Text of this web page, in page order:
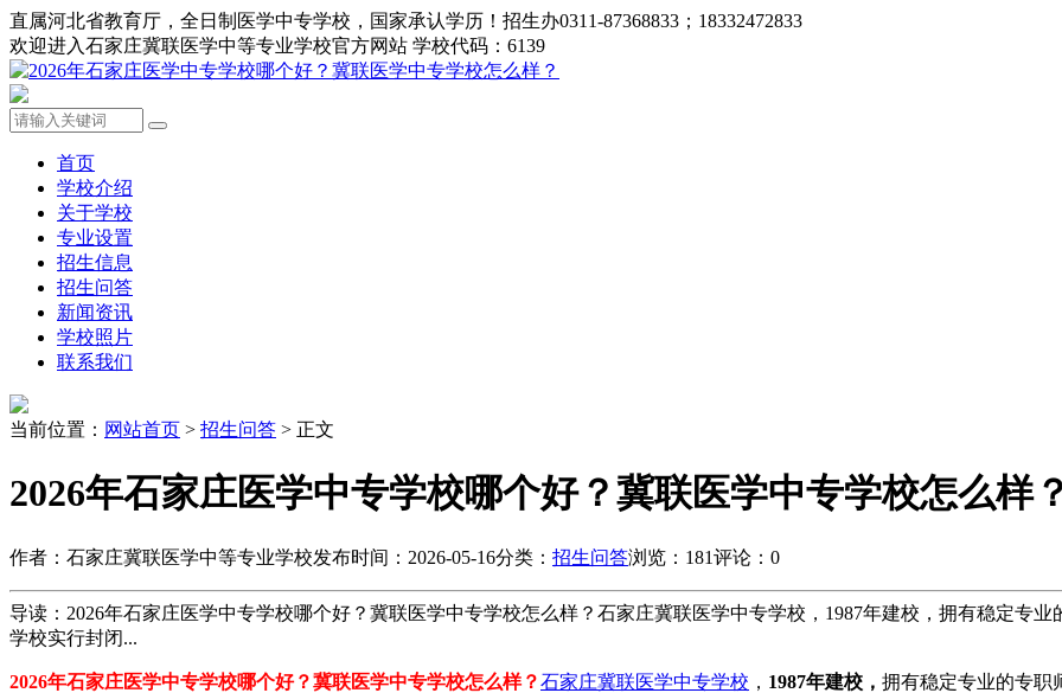
直属河北省教育厅，全日制医学中专学校，国家承认学历！招生办0311-87368833；18332472833
欢迎进入石家庄冀联医学中等专业学校官方网站 学校代码：6139
首页
学校介绍
关于学校
专业设置
招生信息
招生问答
新闻资讯
学校照片
联系我们
当前位置： 网站首页 > 招生问答 > 正文
2026年石家庄医学中专学校哪个好？冀联医学中专学校怎么样？
作者：石家庄冀联医学中等专业学校发布时间：2026-05-16分类： 招生问答浏览：181评论：0
导读：2026年石家庄医学中专学校哪个好？冀联医学中专学校怎么样？石家庄冀联医学中专学校，1987年建校，拥有稳定专
学校实行封闭...
2026年石家庄医学中专学校哪个好？冀联医学中专学校怎么样？石家庄冀联医学中专学校 ， 1987年建校， 拥有稳定专业的专职